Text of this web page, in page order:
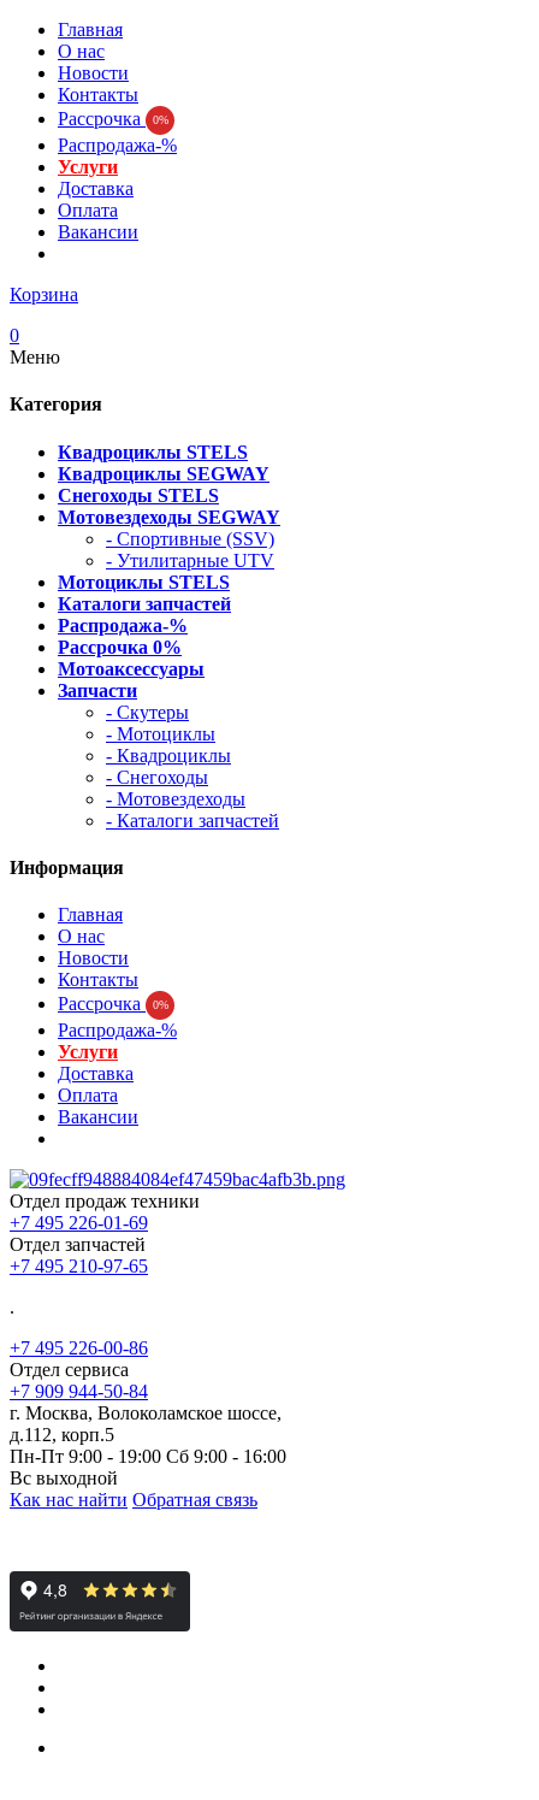
Главная
О нас
Новости
Контакты
Рассрочка
0%
Распродажа-%
Услуги
Доставка
Оплата
Вакансии
Корзина
0
Меню
Категория
Квадроциклы STELS
Квадроциклы SEGWAY
Снегоходы STELS
Мотовездеходы SEGWAY
- Спортивные (SSV)
- Утилитарные UTV
Мотоциклы STELS
Каталоги запчастей
Распродажа-%
Рассрочка 0%
Мотоаксессуары
Запчасти
- Скутеры
- Мотоциклы
- Квадроциклы
- Снегоходы
- Мотовездеходы
- Каталоги запчастей
Информация
Главная
О нас
Новости
Контакты
Рассрочка
0%
Распродажа-%
Услуги
Доставка
Оплата
Вакансии
Отдел продаж техники
+7 495 226-01-69
Отдел запчастей
+7 495 210-97-65
.
+7 495 226-00-86
Отдел сервиса
+7 909 944-50-84
г. Москва, Волоколамское шоссе,
д.112, корп.5
Пн-Пт 9:00 - 19:00 Сб 9:00 - 16:00
Вс выходной
Как нас найти Обратная связь